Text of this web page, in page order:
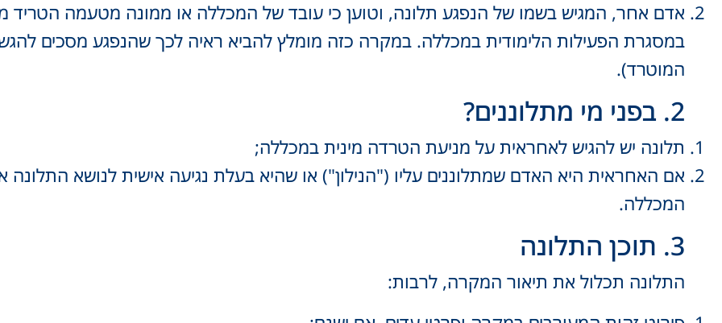
אדם אחר, המגיש בשמו של הנפגע תלונה, וטוען כי עובד של המכללה או ממונה מטעמה הטריד
במסגרת הפעילות הלימודית במכללה. במקרה כזה מומלץ להביא ראיה לכך שהנפגע מסכים
המוטרד).
2. בפני מי מתלוננים?
תלונה יש להגיש לאחראית על מניעת הטרדה מינית במכללה;
אם האחראית היא האדם שמתלוננים עליו ("הנילון") או שהיא בעלת נגיעה אישית לנושא
המכללה.
3. תוכן התלונה
התלונה תכלול את תיאור המקרה, לרבות: